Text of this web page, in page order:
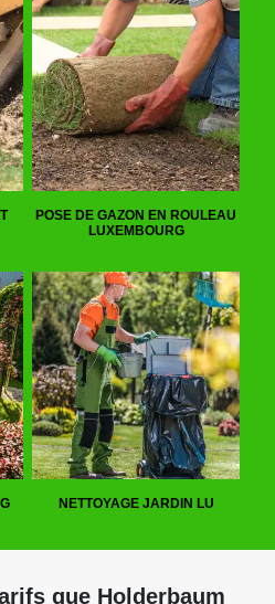
POSE DE GAZON EN ROULEAU
LUXEMBOURG
NETTOYAGE JARDIN LU
que Holderbaum